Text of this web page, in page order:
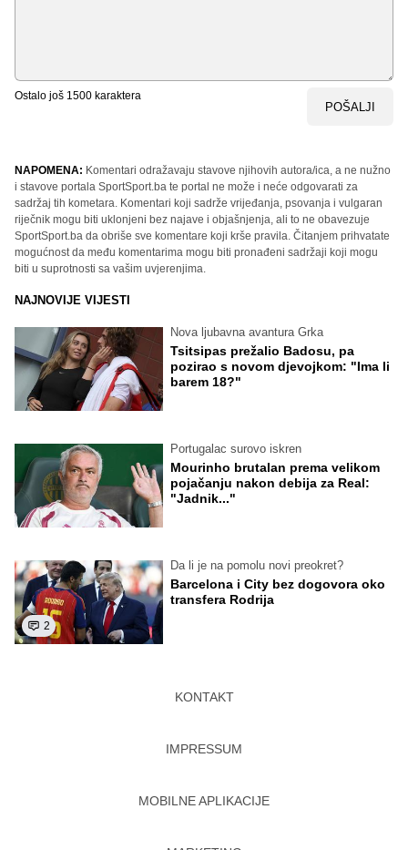
Ostalo još 1500 karaktera
POŠALJI
NAPOMENA: Komentari odražavaju stavove njihovih autora/ica, a ne nužno
i stavove portala SportSport.ba te portal ne može i neće odgovarati za
sadržaj tih kometara. Komentari koji sadrže vrijeđanja, psovanja i vulgaran
riječnik mogu biti uklonjeni bez najave i objašnjenja, ali to ne obavezuje
SportSport.ba da obriše sve komentare koji krše pravila. Čitanjem prihvatate
mogućnost da među komentarima mogu biti pronađeni sadržaji koji mogu
biti u suprotnosti sa vašim uvjerenjima.
NAJNOVIJE VIJESTI
Nova ljubavna avantura Grka
Tsitsipas prežalio Badosu, pa
pozirao s novom djevojkom: "Ima li
barem 18?"
Portugalac surovo iskren
Mourinho brutalan prema velikom
pojačanju nakon debija za Real:
"Jadnik..."
2
Da li je na pomolu novi preokret?
Barcelona i City bez dogovora oko
transfera Rodrija
KONTAKT
IMPRESSUM
MOBILNE APLIKACIJE